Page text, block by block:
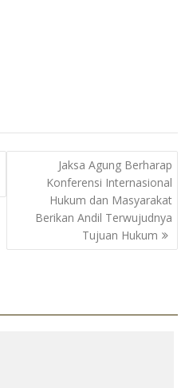
Jaksa Agung Berharap
Konferensi Internasional
Hukum dan Masyarakat
Berikan Andil Terwujudnya
Tujuan Hukum